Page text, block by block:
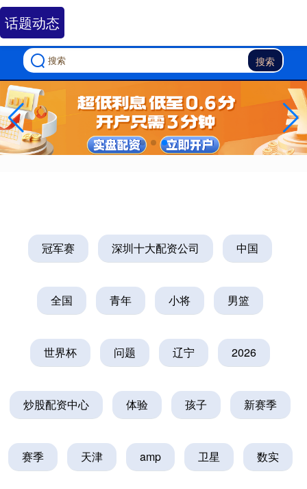
搜索
话题动态
冠军赛 深圳十大配资公司 中国
全国 青年 小将 男篮
世界杯 问题 辽宁 2026
炒股配资中心 体验 孩子 新赛季
赛季 天津 amp 卫星 数实